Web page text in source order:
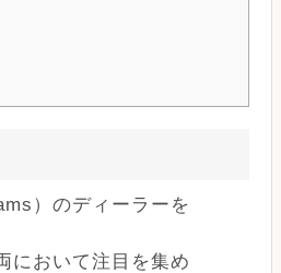
）のディーラーを
において注目を集め